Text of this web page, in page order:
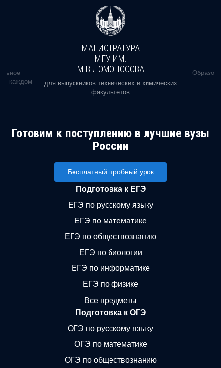
в каждом
МАГИСТРАТУРА
МГУ ИМ.
М.В.ЛОМОНОСОВА
для выпускников технических и химических
факультетов
Готовим к поступлению в лучшие вузы
России
Бесплатный пробный урок
Подготовка к ЕГЭ
ЕГЭ по русскому языку
ЕГЭ по математике
ЕГЭ по обществознанию
ЕГЭ по биологии
ЕГЭ по информатике
ЕГЭ по физике
Все предметы
Подготовка к ОГЭ
ОГЭ по русскому языку
ОГЭ по математике
ОГЭ по обществознанию